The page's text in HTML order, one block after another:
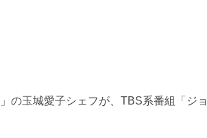
の玉城愛子シェフが、TBS系番組「ジョ